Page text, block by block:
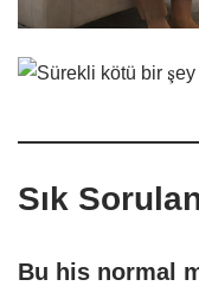
Sık
Bu his normal